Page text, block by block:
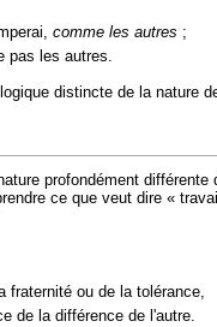
comme les autres ;
pas les autres.
distincte de la
profondément
ce que veut dire «
ou de la tolérance,
de la différence de l'autre.